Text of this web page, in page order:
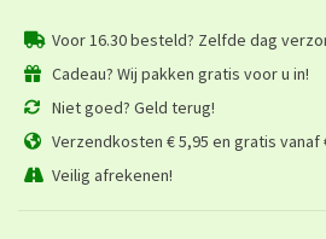
Voor 16.30 besteld? Zelfde dag
Cadeau? Wij pakken gratis voor u in!
Niet goed? Geld terug!
Verzendkosten € 5,95 en gratis vanaf
Veilig afrekenen!